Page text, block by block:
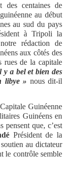
des centaines de
au début
au sud du pays
à Tripoli la
rédaction de
aux côtés des
rues de la capitale
y a bel et bien des
libye » nous dit-il
Guinéenne
Guinéens en
pensent que, c’est
Président de la
au dictateur
le contrôle semble